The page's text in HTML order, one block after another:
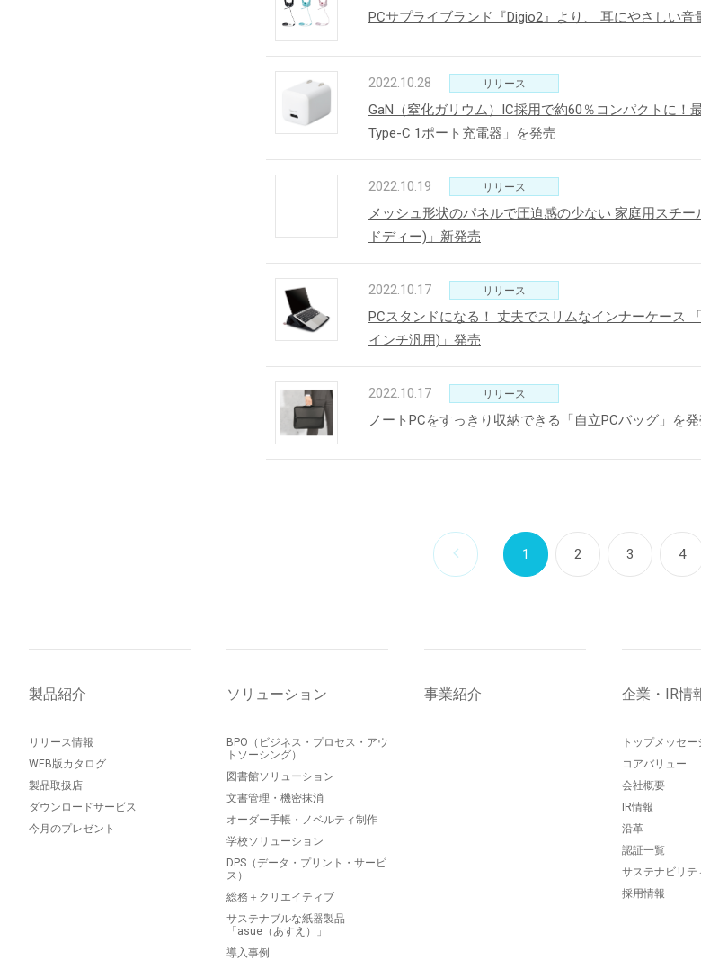
PCサプライブランド『Digio2』より、 耳にやさしい
2022.10.28 リリース
GaN（窒化ガリウム）IC採用で約60％コンパクトに！
Type-C 1ポート充電器」を発売
2022.10.19 リリース
メッシュ形状のパネルで圧迫感の少ない 家庭用スチ
ドディー)」新発売
2022.10.17 リリース
PCスタンドになる！ 丈夫でスリムなインナーケース
インチ汎用)」発売
2022.10.17 リリース
ノートPCをすっきり収納できる「自立PCバッグ」を
1 2 3 4
製品紹介
リリース情報
WEB版カタログ
製品取扱店
ダウンロードサービス
今月のプレゼント
ソリューション
BPO（ビジネス・プロセス・アウ
トソーシング）
図書館ソリューション
文書管理・機密抹消
オーダー手帳・ノベルティ制作
学校ソリューション
DPS（データ・プリント・サービ
ス）
総務＋クリエイティブ
サステナブルな紙器製品
「asue（あすえ）」
導入事例
事業紹介 企業・IR情
トップメッセー
コアバリュー
会社概要
IR情報
沿革
認証一覧
サステナビリテ
採用情報